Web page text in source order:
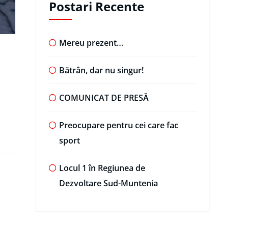
Postari Recente
Mereu prezent…
Bătrân, dar nu singur!
COMUNICAT DE PRESĂ
Preocupare pentru cei care fac
sport
Locul 1 în Regiunea de
Dezvoltare Sud-Muntenia